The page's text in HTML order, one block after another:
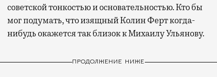
советской тонкостью и основательностью. Кто бы
мог подумать, что изящный Колин Ферт когда-
нибудь окажется так близок к Михаилу Ульянову.
ПРОДОЛЖЕНИЕ НИЖЕ